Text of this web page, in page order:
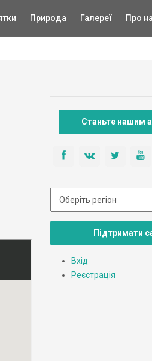
Природа Галереї Про
Станьте нашим
Підтримати
Вхід
Реєстрація